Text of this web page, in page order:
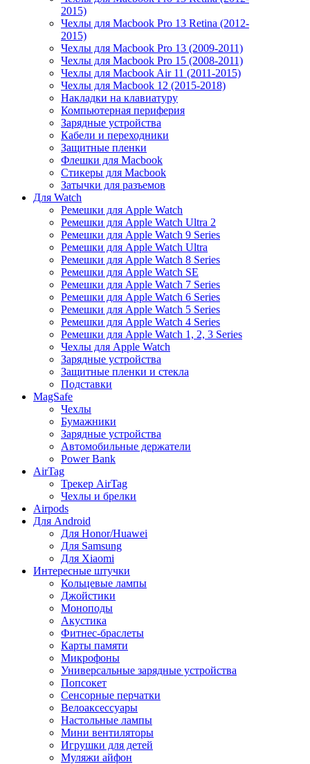
2015)
Чехлы для Macbook Pro 13 Retina (2012-
2015)
Чехлы для Macbook Pro 13 (2009-2011)
Чехлы для Macbook Pro 15 (2008-2011)
Чехлы для Macbook Air 11 (2011-2015)
Чехлы для Macbook 12 (2015-2018)
Накладки на клавиатуру
Компьютерная периферия
Зарядные устройства
Кабели и переходники
Защитные пленки
Флешки для Macbook
Стикеры для Macbook
Затычки для разъемов
Для Watch
Ремешки для Apple Watch
Ремешки для Apple Watch Ultra 2
Ремешки для Apple Watch 9 Series
Ремешки для Apple Watch Ultra
Ремешки для Apple Watch 8 Series
Ремешки для Apple Watch SE
Ремешки для Apple Watch 7 Series
Ремешки для Apple Watch 6 Series
Ремешки для Apple Watch 5 Series
Ремешки для Apple Watch 4 Series
Ремешки для Apple Watch 1, 2, 3 Series
Чехлы для Apple Watch
Зарядные устройства
Защитные пленки и стекла
Подставки
MagSafe
Чехлы
Бумажники
Зарядные устройства
Автомобильные держатели
Power Bank
AirTag
Трекер AirTag
Чехлы и брелки
Airpods
Для Android
Для Honor/Huawei
Для Samsung
Для Xiaomi
Интересные штучки
Кольцевые лампы
Джойстики
Моноподы
Акустика
Фитнес-браслеты
Карты памяти
Микрофоны
Универсальные зарядные устройства
Попсокет
Сенсорные перчатки
Велоаксессуары
Настольные лампы
Мини вентиляторы
Игрушки для детей
Муляжи айфон